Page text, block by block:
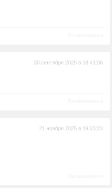
|
30 сентября 2025 в 18:41:56
|
21 ноября 2025 в 19:23:23
|